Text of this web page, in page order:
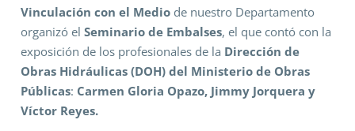
Vinculación con el Mediode nuestro Departamento
organizó el Seminario de Embalses, el que contó con la
exposición de los profesionales de la Dirección de
Obras Hidráulicas (DOH) del Ministerio de Obras
Públicas: Carmen Gloria Opazo, Jimmy Jorquera y
Víctor Reyes.